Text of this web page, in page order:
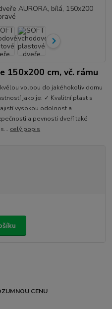
150x200 cm, vč. rámu
volbou do jakéhokoliv domu
jako je: ✓ Kvalitní plast s
vysokou odolnost a
a pevnosti dveří také
celý popis
CENU